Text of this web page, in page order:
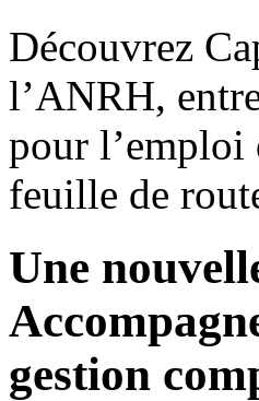
Découvrez
l’ANRH,
pour l’emploi
feuille de
Une
gestion